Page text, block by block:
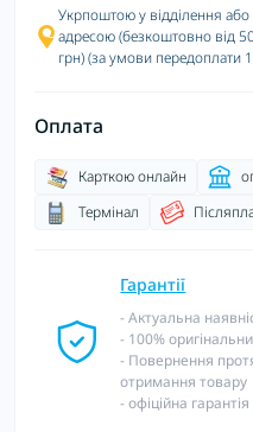
Укрпоштою у відділення або
адресою (безкоштовно від
грн) (за умови передоплати
Оплата
Карткою онлайн
Термінал
Гарантії
- Актуальна
- 100%
- Повернення
отримання товару
- офіційна